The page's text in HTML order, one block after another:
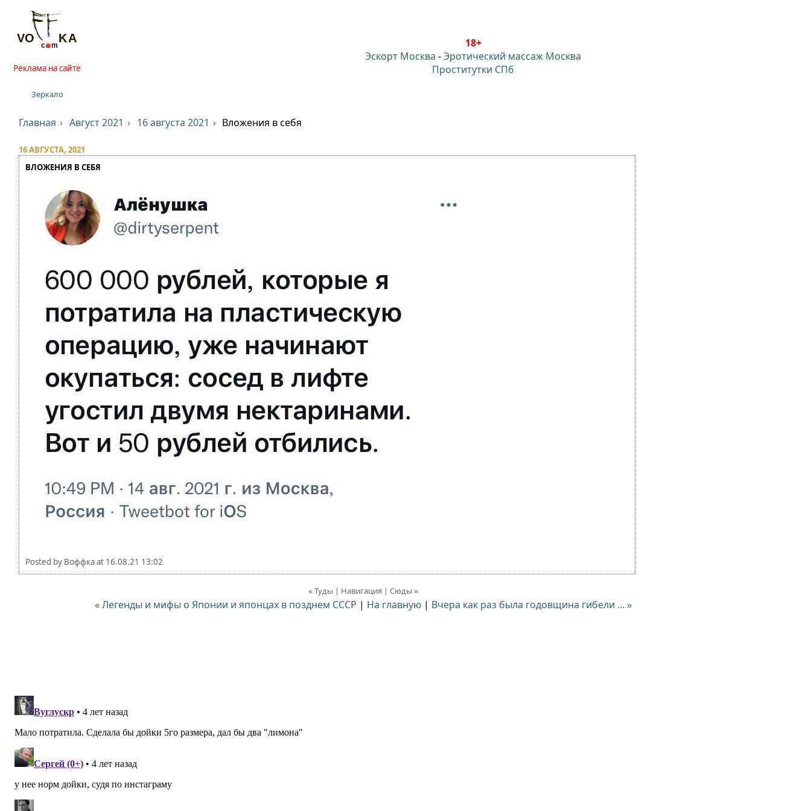
Реклама на сайте
Зеркало
18+
Эскорт Москва -Эротический массаж Москва
Проститутки СПб
Главная Август 2021 16 августа 2021 Вложения в себя
16 АВГУСТА, 2021
ВЛОЖЕНИЯ В СЕБЯ
Posted by Воффкаat 16.08.21 13:02
« Туды | Навигация | Сюды »
« Легенды и мифы о Японии и японцах в позднем СССР | На главную | Вчера как раз была годовщина гибели ... »